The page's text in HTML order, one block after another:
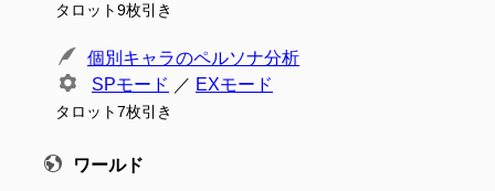
タロット9枚引き
個別キャラのペルソナ分析
SPモード ／ EXモード
タロット7枚引き
ワールド